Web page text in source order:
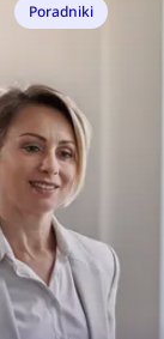
Poradniki